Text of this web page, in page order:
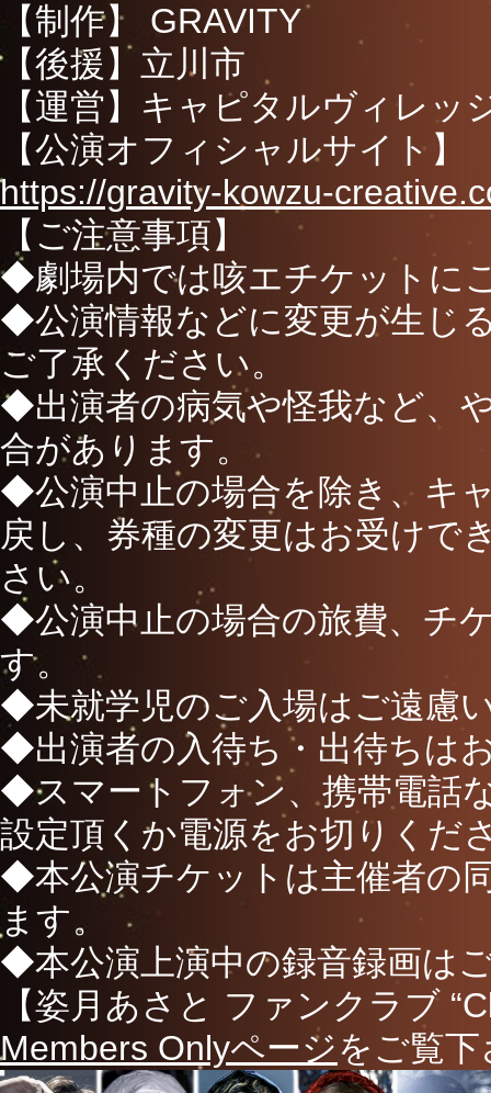
【制作】 GRAVITY
【後援】立川市
【運営】キャピタルヴィレッ
【公演オフィシャルサイト】
https://gravity-kowzu-
【ご注意事項】
◆劇場内では咳エチケットに
◆公演情報などに変更が生じ
ご了承ください。
◆出演者の病気や怪我など、
合があります。
◆公演中止の場合を除き、キ
戻し、券種の変更はお受けで
さい。
◆公演中止の場合の旅費、チ
す。
◆未就学児のご入場はご遠慮
◆出演者の入待ち・出待ちは
◆スマートフォン、携帯電話
設定頂くか電源をお切りくだ
◆本公演チケットは主催者の
ます。
◆本公演上演中の録音録画は
【姿月あさと ファンクラブ
Members Onlyページをご覧